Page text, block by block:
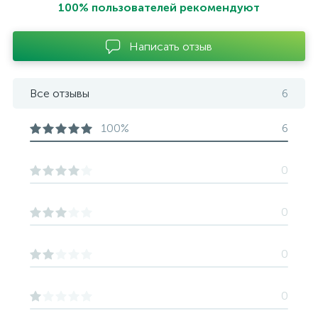
100% пользователей рекомендуют
Написать отзыв
Все отзывы 6
100% 6
0
0
0
0